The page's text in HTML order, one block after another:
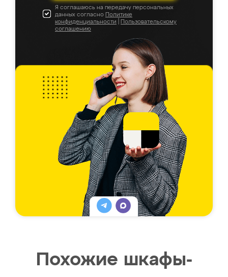
Я соглашаюсь на передачу персональных
данных согласно Политике
конфиденциальности
Пользовательскому
соглашению
Похожие шкафы-